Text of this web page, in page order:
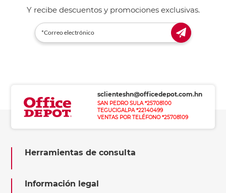
Y recibe descuentos y promociones exclusivas.
sclienteshn@officedepot.com.hn
SAN PEDRO SULA *25708100
TEGUCIGALPA *22140499
VENTAS POR TELÉFONO *25708109
Herramientas de consulta
Información legal